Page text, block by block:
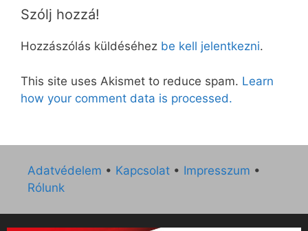
Szólj hozzá!
Hozzászólás küldéséhez be kell jelentkezni.
This site uses Akismet to reduce spam. Learn
how your comment data is processed.
Adatvédelem • Kapcsolat • Impresszum •
Rólunk